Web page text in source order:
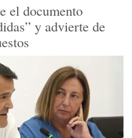
el documento
y advierte de